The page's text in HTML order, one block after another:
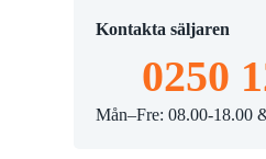
Kontakta säljaren
0250
Mån–Fre: 08.00-18.00